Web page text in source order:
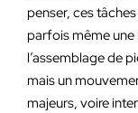
penser, ces
parfois même
l’assemblage de
mais un
majeurs, voire